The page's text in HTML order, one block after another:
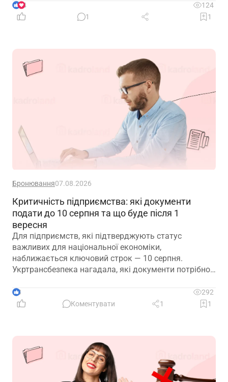
окремій галузі – можуть миттєво позбавити її
доходу. Саме тому диверсифікація давно
застосовують до пенсійного забезпечення
4
124
1
1
Бронювання07.08.2026
Критичність підприємства: які документи
подати до 10 серпня та що буде після 1
вересня
Для підприємств, які підтверджують статус
важливих для національної економіки,
наближається ключовий строк — 10 серпня.
Укртрансбезпека нагадала, які документи потрібно
що очікує на компанії, які не встигнуть підтвердити
свій статус
3
292
Коментувати
1 1